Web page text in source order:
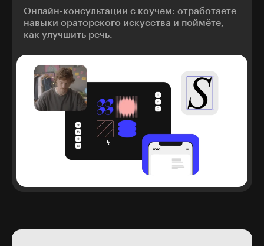
Онлайн-консультации с коучем: отработаете
навыки ораторского искусства и поймёте,
как улучшить речь.